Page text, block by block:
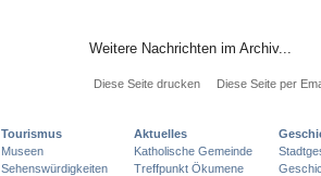
Weitere Nachrichten im Archiv...
Diese Seite drucken Diese Seite per
Tourismus
Museen
Sehenswürdigkeiten
Aktuelles
Katholische Gemeinde
Treffpunkt Ökumene